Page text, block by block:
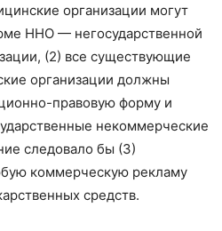
организации могут
ННО — негосударственной
(2) все существующие
организации должны
правовую форму и
некоммерческие
следовало бы (3)
коммерческую рекламу
средств.